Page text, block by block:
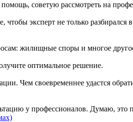
советую рассмотреть на
эксперт не только
жилищные споры и многое
оптимальное решение.
Чем своевременнее удастся
у профессионалов. Думаю, это